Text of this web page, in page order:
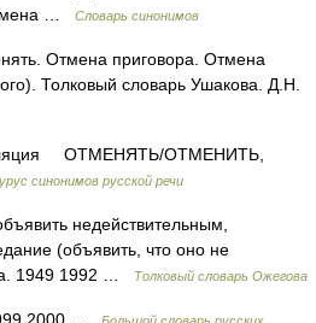
…
Словарь синонимов
Отмена приговора. Отмена
Толковый словарь Ушакова. Д.Н.
ОТМЕНЯТЬ/ОТМЕНИТЬ,
синонимов русской речи
недействительным,
(объявить, что оно не
1949 1992 …
Толковый словарь Ожегова